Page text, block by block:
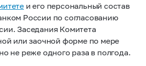
и его персональный состав
России по согласованию
Заседания Комитета
или заочной форме по мере
не реже одного раза в полгода.